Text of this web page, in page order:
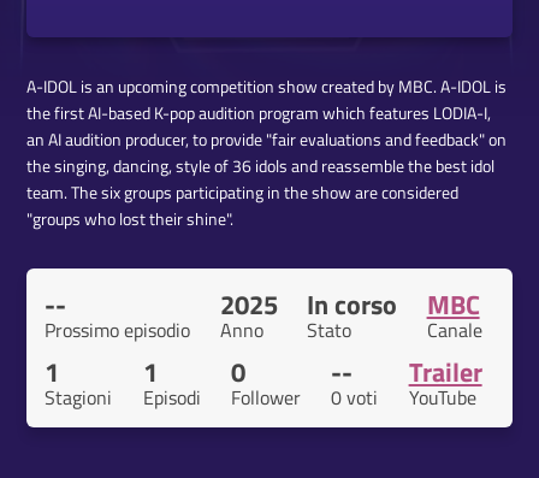
A-IDOL is an upcoming competition show created by MBC. A-IDOL is
the first AI-based K-pop audition program which features LODIA-I,
an AI audition producer, to provide "fair evaluations and feedback" on
the singing, dancing, style of 36 idols and reassemble the best idol
team. The six groups participating in the show are considered
"groups who lost their shine".
--
Prossimo episodio
2025
Anno
In corso
Stato
MBC
Canale
1
Stagioni
1
Episodi
0
Follower
--
0 voti
Trailer
YouTube